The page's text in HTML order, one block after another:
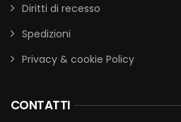
Diritti di recesso
Spedizioni
Privacy & cookie Policy
CONTATTI